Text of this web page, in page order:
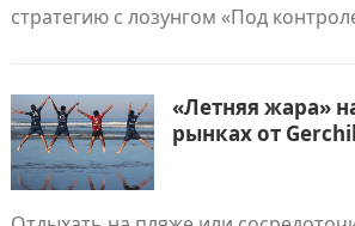
стратегию с лозунгом «Под
«Летняя жара»
рынках от